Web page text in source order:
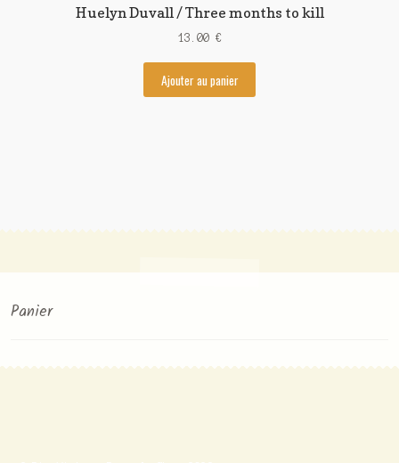
Huelyn Duvall / Three months to kill
13.00 €
Ajouter au panier
Panier